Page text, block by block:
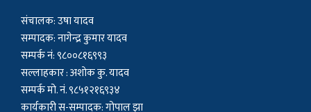
संचालक: उषा यादव
सम्पादक: नागेन्द्र कुमार यादव
सम्पर्क नं: ९८००८१६९९३
सल्लाहकार : अशाेक कु. यादव
सम्पर्क मो. नं. ९८५१२१६९३४
कार्यकारी स-सम्पादक: गोपाल झा